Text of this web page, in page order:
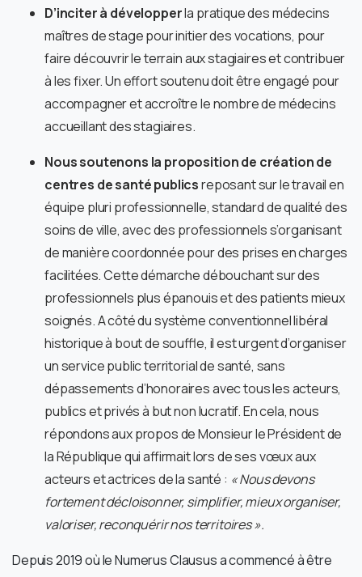
D’inciter à développerla pratique des médecins
maîtres de stage pour initier des vocations, pour
faire découvrir le terrain aux stagiaires et contribuer
à les fixer. Un effort soutenu doit être engagé pour
accompagner et accroître le nombre de médecins
accueillant des stagiaires.
Nous soutenons la proposition de création de
centres de santé publicsreposant sur le travail en
équipe pluri professionnelle, standard de qualité des
soins de ville, avec des professionnels s’organisant
de manière coordonnée pour des prises en charges
facilitées. Cette démarche débouchant sur des
professionnels plus épanouis et des patients mieux
soignés. A côté du système conventionnel libéral
historique à bout de souffle, il est urgent d’organiser
un service public territorial de santé, sans
dépassements d’honoraires avec tous les acteurs,
publics et privés à but non lucratif. En cela, nous
répondons aux propos de Monsieur le Président de
la République qui affirmait lors de ses vœux aux
acteurs et actrices de la santé : « Nous devons
fortement décloisonner, simplifier, mieux organiser,
valoriser, reconquérir nos territoires ».
Depuis 2019 où le Numerus Clausus a commencé à être